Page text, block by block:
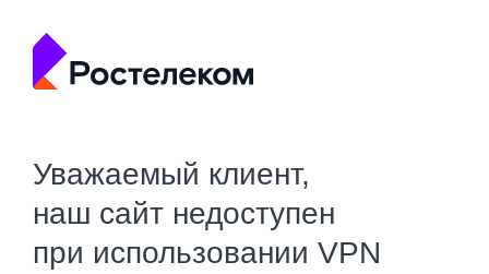
Уважаемый клиент,
наш сайт недоступен
при использовании VPN